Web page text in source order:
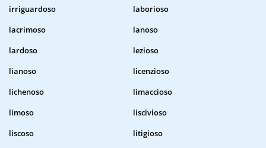
irriguardoso
laborioso
lacrimoso
lanoso
lardoso
lezioso
lianoso
licenzioso
lichenoso
limaccioso
limoso
liscivioso
liscoso
litigioso